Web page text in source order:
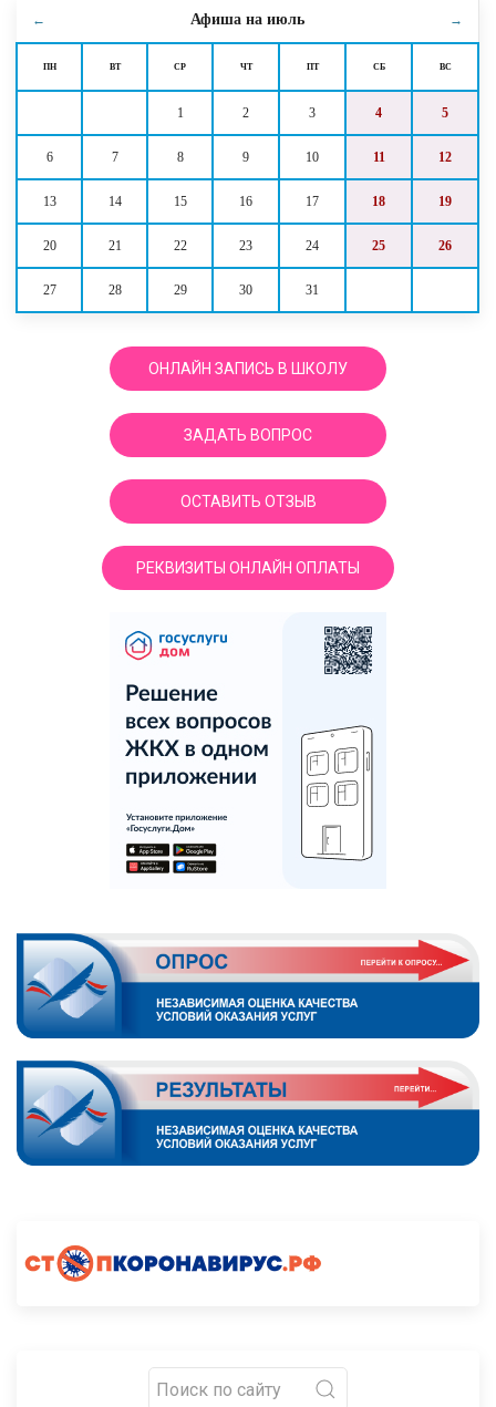
← Афиша на июль →
ПН ВТ СР ЧТ ПТ СБ ВС
1 2 3 4 5
6 7 8 9 10 11 12
13 14 15 16 17 18 19
20 21 22 23 24 25 26
27 28 29 30 31
ОНЛАЙН ЗАПИСЬ В ШКОЛУ
ЗАДАТЬ ВОПРОС
ОСТАВИТЬ ОТЗЫВ
РЕКВИЗИТЫ ОНЛАЙН ОПЛАТЫ